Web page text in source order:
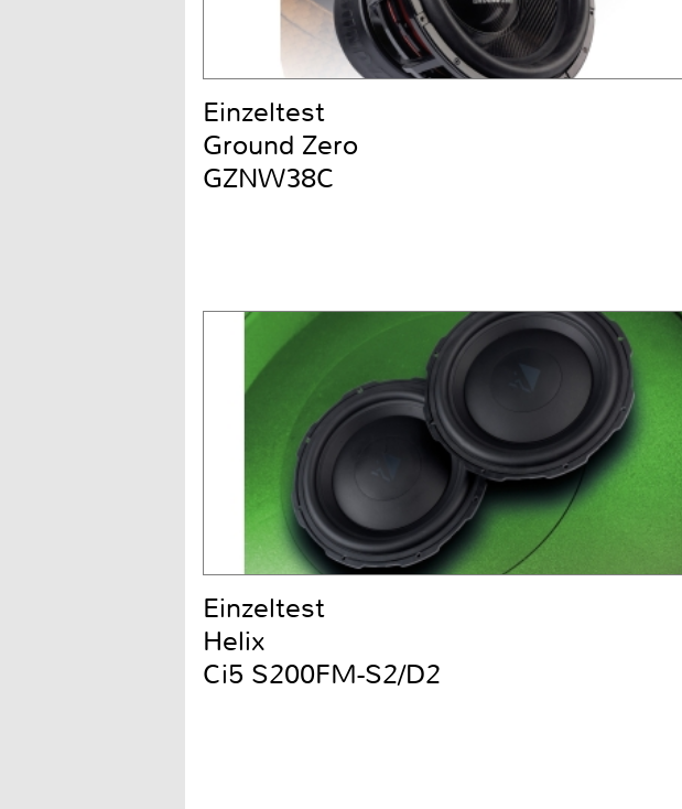
Einzeltest
Ground Zero
GZNW38C
Einzeltest
Helix
Ci5 S200FM-S2/D2